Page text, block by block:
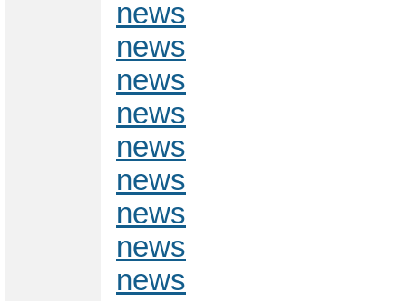
news
news
news
news
news
news
news
news
news